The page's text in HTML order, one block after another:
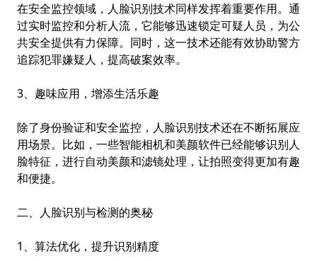
在安全监控领域，人脸识别技术同样发挥着重要作用。通
过实时监控和分析人流，它能够迅速锁定可疑人员，为公
共安全提供有力保障。同时，这一技术还能有效协助警方
追踪犯罪嫌疑人，提高破案效率。
3、趣味应用，增添生活乐趣
除了身份验证和安全监控，人脸识别技术还在不断拓展应
用场景。比如，一些智能相机和美颜软件已经能够识别人
脸特征，进行自动美颜和滤镜处理，让拍照变得更加有趣
和便捷。
二、人脸识别与检测的奥秘
1、算法优化，提升识别精度